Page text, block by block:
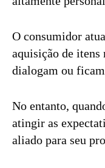
O consumidor
aquisição de itens
dialogam ou
No entanto,
atingir as
aliado para seu